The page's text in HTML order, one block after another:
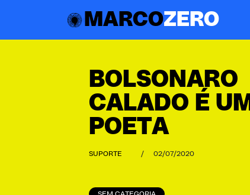
MARCOZERO
BOLSONARO
CALADO É UM
POETA
SUPORTE / 02/07/2020